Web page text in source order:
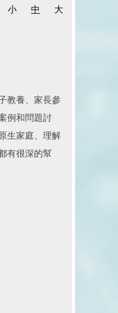
小 中
大
教養、家長參
例和問題討
生家庭、理解
有很深的幫